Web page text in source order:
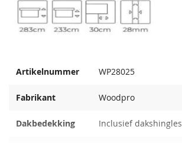
Artikelnummer WP28025
Fabrikant Woodpro
Dakbedekking Inclusief dakshingles